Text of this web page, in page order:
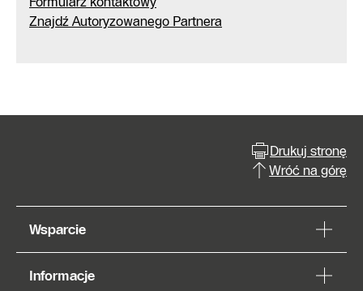
Znajdź Autoryzowanego Partnera
Drukuj stronę
Wróć na górę
Wsparcie
Informacje